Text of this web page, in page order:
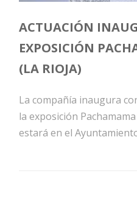
ACTUACIÓN
EXPOSICIÓN
(LA RIOJA)
La compañía inaugura
la exposición
estará en el